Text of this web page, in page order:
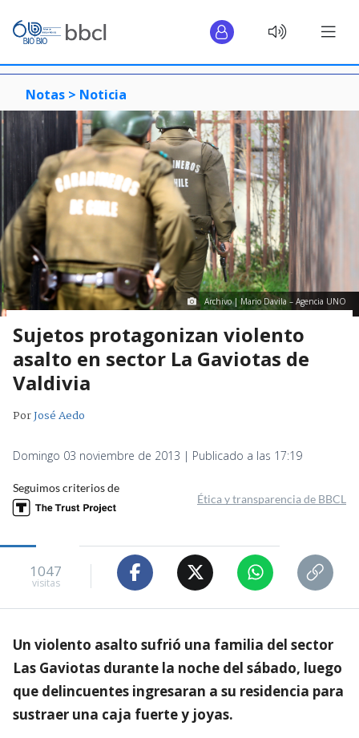
Notas > Noticia
Archivo | Mario Davila – Agencia UNO
Sujetos protagonizan violento
asalto en sector La Gaviotas de
Valdivia
PorJosé Aedo
Domingo 03 noviembre de 2013 | Publicado a las 17:19
Seguimos criterios de
Ética y transparencia de BBCL
1047
visitas
Un violento asalto sufrió una familia del sector
Las Gaviotas durante la noche del sábado, luego
que delincuentes ingresaran a su residencia para
sustraer una caja fuerte y joyas.